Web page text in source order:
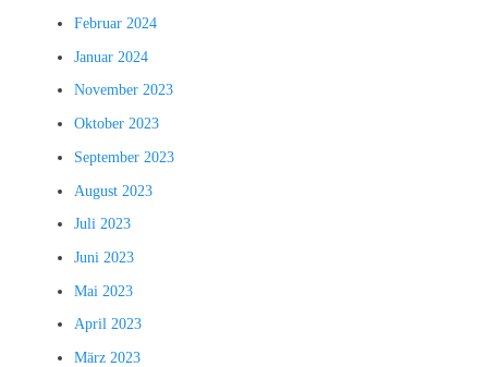
Februar 2024
Januar 2024
November 2023
Oktober 2023
September 2023
August 2023
Juli 2023
Juni 2023
Mai 2023
April 2023
März 2023